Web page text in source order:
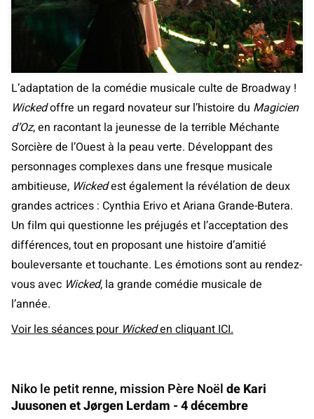
L’adaptation de la comédie musicale culte de Broadway !
Wickedoffre un regard novateur sur l’histoire du Magicien
d’Oz, en racontant la jeunesse de la terrible Méchante
Sorcière de l’Ouest à la peau verte. Développant des
personnages complexes dans une fresque musicale
ambitieuse, Wickedest également la révélation de deux
grandes actrices : Cynthia Erivo et Ariana Grande-Butera.
Un film qui questionne les préjugés et l’acceptation des
différences, tout en proposant une histoire d’amitié
bouleversante et touchante. Les émotions sont au rendez-
vous avec Wicked, la grande comédie musicale de
l’année.
Voir les séances pourWickeden cliquant ICI.
Niko le petit renne, mission Père Noëlde Kari
Juusonen et Jørgen Lerdam - 4 décembre